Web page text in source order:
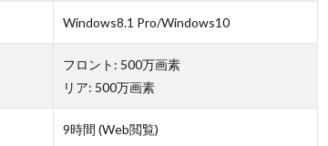
Windows8.1 Pro/Windows10
フロント: 500万画素
リア: 500万画素
9時間 (Web閲覧)